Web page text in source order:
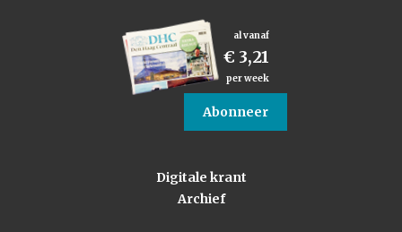
al vanaf
€ 3,21
per week
Abonneer
Digitale krant
Archief